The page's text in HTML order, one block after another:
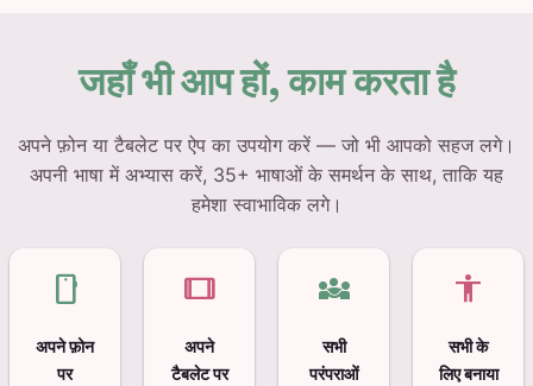
जहाँ भी आप हों, काम करता है
अपने फ़ोन या टैबलेट पर ऐप का उपयोग करें — जो भी आपको सहज लगे।
अपनी भाषा में अभ्यास करें, 35+ भाषाओं के समर्थन के साथ, ताकि यह
हमेशा स्वाभाविक लगे।
smartphone
अपने फ़ोन
पर
tablet
अपने
टैबलेट पर
diversity_3
सभी
परंपराओं
accessibility
सभी के
लिए बनाया